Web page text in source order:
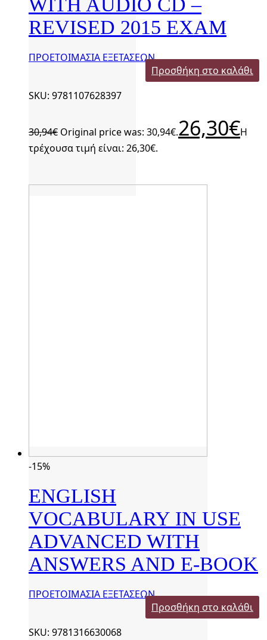
WITH AUDIO CD –
REVISED 2015 EXAM
ΠΡΟΕΤΟΙΜΑΣΙΑ ΕΞΕΤΑΣΕΩΝ
Προσθήκη στο καλάθι
SKU: 9781107628397
30,94€ Original price was: 30,94€.26,30€Η
τρέχουσα τιμή είναι: 26,30€.
-15%
ENGLISH
VOCABULARY IN USE
ADVANCED WITH
ANSWERS AND E-BOOK
ΠΡΟΕΤΟΙΜΑΣΙΑ ΕΞΕΤΑΣΕΩΝ
Προσθήκη στο καλάθι
SKU: 9781316630068